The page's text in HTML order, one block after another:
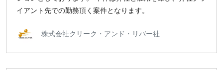
イアント先での勤務頂く案件となります。
株式会社クリーク・アンド・リバー社